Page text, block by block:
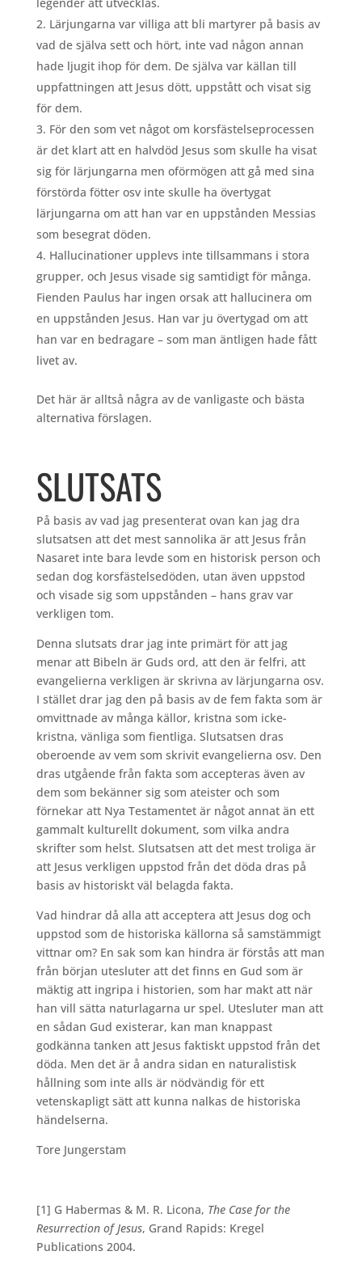
legender att utvecklas.
Lärjungarna var villiga att bli martyrer på basis av
vad de själva sett och hört, inte vad någon annan
hade ljugit ihop för dem. De själva var källan till
uppfattningen att Jesus dött, uppstått och visat sig
för dem.
För den som vet något om korsfästelseprocessen
är det klart att en halvdöd Jesus som skulle ha visat
sig för lärjungarna men oförmögen att gå med sina
förstörda fötter osv inte skulle ha övertygat
lärjungarna om att han var en uppstånden Messias
som besegrat döden.
Hallucinationer upplevs inte tillsammans i stora
grupper, och Jesus visade sig samtidigt för många.
Fienden Paulus har ingen orsak att hallucinera om
en uppstånden Jesus. Han var ju övertygad om att
han var en bedragare – som man äntligen hade fått
livet av.
Det här är alltså några av de vanligaste och bästa
alternativa förslagen.
SLUTSATS
På basis av vad jag presenterat ovan kan jag dra
slutsatsen att det mest sannolika är att Jesus från
Nasaret inte bara levde som en historisk person och
sedan dog korsfästelsedöden, utan även uppstod
och visade sig som uppstånden – hans grav var
verkligen tom.
Denna slutsats drar jag inte primärt för att jag
menar att Bibeln är Guds ord, att den är felfri, att
evangelierna verkligen är skrivna av lärjungarna osv.
I stället drar jag den på basis av de fem fakta som är
omvittnade av många källor, kristna som icke-
kristna, vänliga som fientliga. Slutsatsen dras
oberoende av vem som skrivit evangelierna osv. Den
dras utgående från fakta som accepteras även av
dem som bekänner sig som ateister och som
förnekar att Nya Testamentet är något annat än ett
gammalt kulturellt dokument, som vilka andra
skrifter som helst. Slutsatsen att det mest troliga är
att Jesus verkligen uppstod från det döda dras på
basis av historiskt väl belagda fakta.
Vad hindrar då alla att acceptera att Jesus dog och
uppstod som de historiska källorna så samstämmigt
vittnar om? En sak som kan hindra är förstås att man
från början utesluter att det finns en Gud som är
mäktig att ingripa i historien, som har makt att när
han vill sätta naturlagarna ur spel. Utesluter man att
en sådan Gud existerar, kan man knappast
godkänna tanken att Jesus faktiskt uppstod från det
döda. Men det är å andra sidan en naturalistisk
hållning som inte alls är nödvändig för ett
vetenskapligt sätt att kunna nalkas de historiska
händelserna.
Tore Jungerstam
[1] G Habermas & M. R. Licona, The Case for the
Resurrection of Jesus, Grand Rapids: Kregel
Publications 2004.